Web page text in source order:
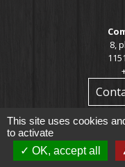
8,
This site uses cookies
to activate
OK, accept all